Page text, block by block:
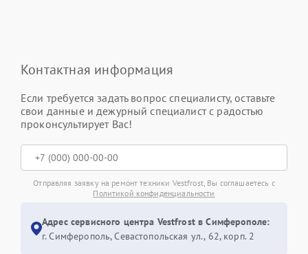
Контактная информация
Если требуется задать вопрос специалисту, оставьте
свои данные и дежурный специалист с радостью
проконсультирует Вас!
Отправляя заявку на ремонт техники Vestfrost, Вы соглашаетесь с
Политикой конфиденциальности
Адрес сервисного центра Vestfrost в Симферополе:
г. Симферополь, Севастопольская ул., 62, корп. 2